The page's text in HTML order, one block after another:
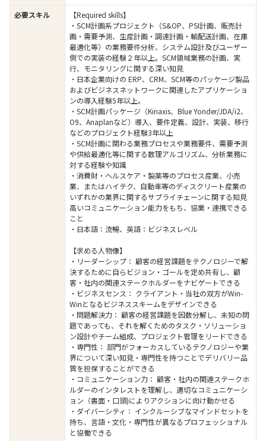
必要スキル
【Required skills】
・SCM計画系プロジェクト（S&OP、PSI計画、販売計
画・需要予測、生産計画・調達計画・輸配送計画、在庫
最適化等）の業務要件分析、システム設計及びユーザー
側での実装の経験２年以上。SCM領域業務の計画、実
行、モニタリングに関する深い知見​
・日本企業向けの ERP、CRM、SCM等のパッケージ製品
およびビジネスネットワークに関連したアプリケーショ
ンの導入経験5年以上。​
・SCM計画パッケージ（Kinaxis、Blue Yonder/JDA/i2、
O9、Anaplanなど）導入、要件定義、設計、実装、移行
などのプロジェクト経験3年以上​
・SCM計画に関わる業務プロセスや業務要件、需要予測
や供給最適化等に関する数理アルゴリズム、分析業務に
対する経験や知識​
・消費財・ヘルスケア・製薬等のプロセス産業、小売
業、またはハイテク、自動車等のディスクリート産業の
いずれかの業界に関するサプライチェーンに関する知見​
高いコミュニケーション能力をもち、協業・連携できる
こと​
・日本語：流暢​、英語：ビジネスレベル​
【求める人物像】
・リーダーシップ： 顧客の経営課題をテクノロジーで解
決するために自らビジョン・ゴールを定め共有し、顧
客・社内の関連ステークホルダーをナビゲートできる
・ビジネスセンス： クライアント・当社の双方がWin-
Winとなるビジネススキームをデザインできる
・問題解決力： 顧客の経営課題を因数分解し、未知の問
題であっても、それを解くためのタスク・ソリューショ
ン設計やチーム組成、プロジェクト管理をリードできる
・専門性： 部門がフォーカスしているテクノロジーや業
界について深い知見・専門性を持つことでデリバリー品
質を担保することができる
・コミュニケーション力： 顧客・社内の関連ステークホ
ルダーのインタレストを理解し、適切なコミュニケーシ
ョン（書面・口頭)によりアクションに向け動かせる
・ダイバーシティ： インクルーシブなマインドセットを
持ち、言語・文化・専門性が異なるプロフェッショナル
と協働できる